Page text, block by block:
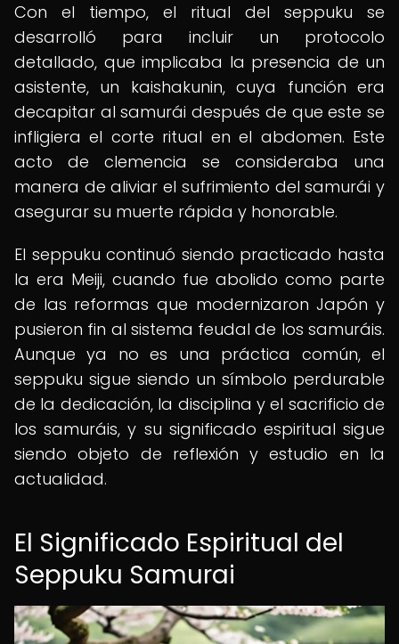
Con el tiempo, el ritual del seppuku se
desarrolló para incluir un protocolo
detallado, que implicaba la presencia de un
asistente, un kaishakunin, cuya función era
decapitar al samurái después de que este se
infligiera el corte ritual en el abdomen. Este
acto de clemencia se consideraba una
manera de aliviar el sufrimiento del samurái y
asegurar su muerte rápida y honorable.
El seppuku continuó siendo practicado hasta
la era Meiji, cuando fue abolido como parte
de las reformas que modernizaron Japón y
pusieron fin al sistema feudal de los samuráis.
Aunque ya no es una práctica común, el
seppuku sigue siendo un símbolo perdurable
de la dedicación, la disciplina y el sacrificio de
los samuráis, y su significado espiritual sigue
siendo objeto de reflexión y estudio en la
actualidad.
El Significado Espiritual del
Seppuku Samurai